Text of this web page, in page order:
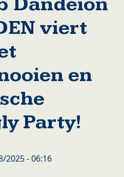
viert
en
Party!
2025 - 06:16